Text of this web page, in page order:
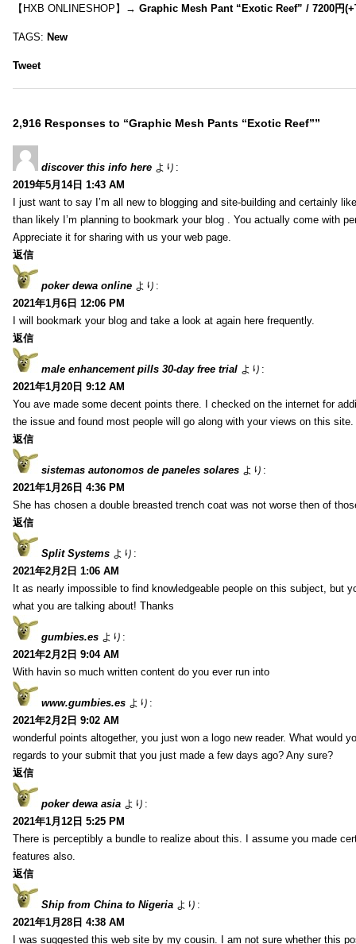
【HXB ONLINESHOP】→ Graphic Mesh Pant “Exotic Reef” / 7200円
TAGS: New
Tweet
2,916 Responses to “Graphic Mesh Pants “Exotic Reef””
discover this info here より:
2019年5月14日 1:43 AM
I just want to say I’m all new to blogging and site-building and certainly
than likely I’m planning to bookmark your blog . You actually come with
Appreciate it for sharing with us your web page.
返信
poker dewa online より:
2021年1月6日 12:06 PM
I will bookmark your blog and take a look at again here frequently.
返信
male enhancement pills 30-day free trial より:
2021年1月20日 9:12 AM
You ave made some decent points there. I checked on the internet for
the issue and found most people will go along with your views on this site.
返信
sistemas autonomos de paneles solares より:
2021年1月26日 4:36 PM
She has chosen a double breasted trench coat was not worse then of
返信
Split Systems より:
2021年2月2日 1:06 AM
It as nearly impossible to find knowledgeable people on this subject, but
what you are talking about! Thanks
gumbies.es より:
2021年2月2日 9:04 AM
With havin so much written content do you ever run into
www.gumbies.es より:
2021年2月2日 9:02 AM
wonderful points altogether, you just won a logo new reader. What would
regards to your submit that you just made a few days ago? Any sure?
返信
poker dewa asia より:
2021年1月12日 5:25 PM
There is perceptibly a bundle to realize about this. I assume you made
features also.
返信
Ship from China to Nigeria より:
2021年1月28日 4:38 AM
I was suggested this web site by my cousin. I am not sure whether this